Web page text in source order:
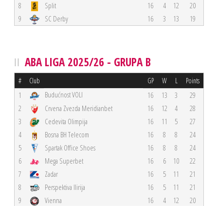
8
Split 16 4 12
20
9
SC Derby 16 3 13 19
ABA LIGA 2025/26 - GRUPA B
# Club GP W L Points
1 Budućnost VOLI 16 13 3
29
2
Crvena Zvezda Meridianbet 16 12 4
28
3
Cedevita Olimpija 16 11 5
27
4
Bosna BH Telecom 16 8 8
24
5
Spartak Office Shoes 16 8 8
24
6
Mega Superbet 16 6 10
22
7
Zadar 16 5 11
21
8
Perspektiva Ilirija 16 5 11
21
9
Vienna 16 4 12 20